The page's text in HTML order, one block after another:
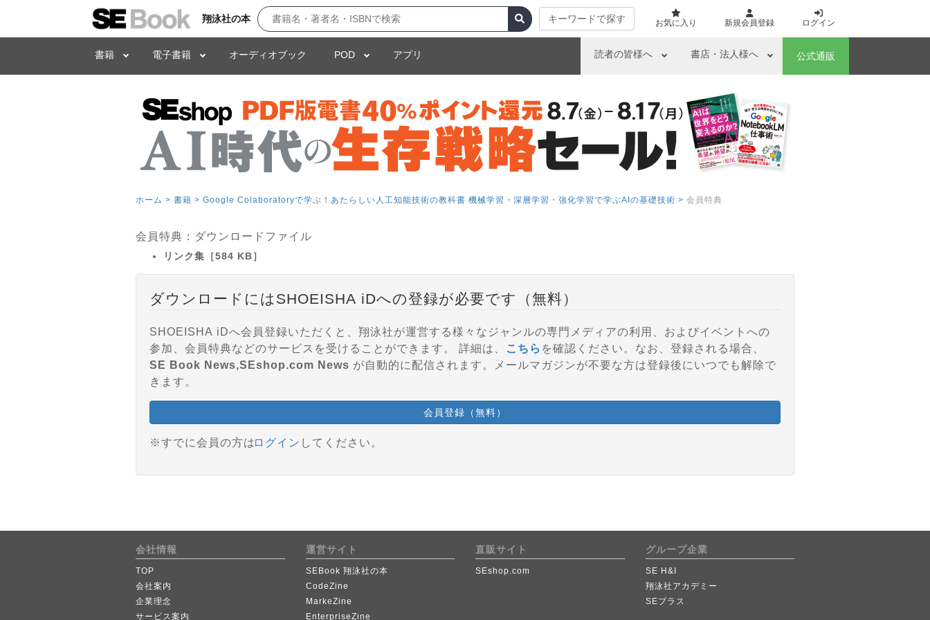
翔泳社の本 キーワードで探す お気に入り 新規会員登録 ログイン
書籍 電子書籍 オーディオブック POD アプリ 読者の皆様へ 書店・法人様へ 公式通販
ホーム > 書籍 > Google Colaboratoryで学ぶ！あたらしい人工知能技術の教科書 機械学習・深層学習・強化学習で学ぶAIの基礎技術 > 会員特典
会員特典：ダウンロードファイル
リンク集［584 KB］
ダウンロードにはSHOEISHA iDへの登録が必要です（無料）
SHOEISHA iDへ会員登録いただくと、翔泳社が運営する様々なジャンルの専門メディアの利用、およびイベントへの
参加、会員特典などのサービスを受けることができます。 詳細は、
こちら を確認ください。なお、登録される場合、
SE Book News,SEshop.com News が自動的に配信されます。メールマガジンが不要な方は登録後にいつでも解除で
きます。
会員登録（無料）
※すでに会員の方はログイン してください。
会社情報
TOP
会社案内
企業理念
サービス案内
運営サイト
SEBook 翔泳社の本
CodeZine
MarkeZine
EnterpriseZine
直販サイト
SEshop.com
グループ企業
SE H&I
翔泳社アカデミー
SEプラス